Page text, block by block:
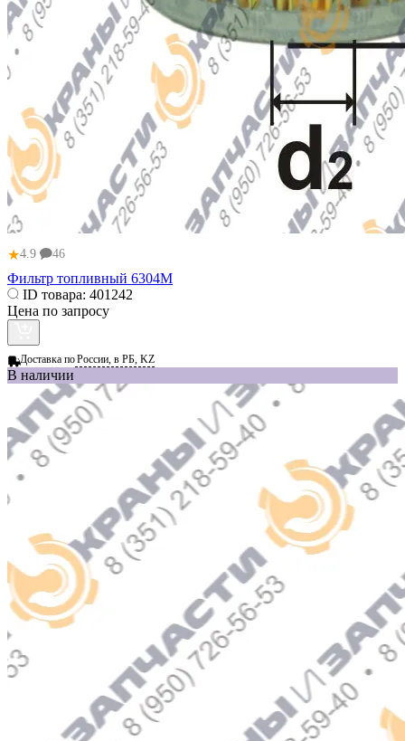
★4.9 46
Фильтр топливный 6304M
ID товара: 401242
Цена по запросу
Доставка поРоссии, в РБ, KZ
В наличии